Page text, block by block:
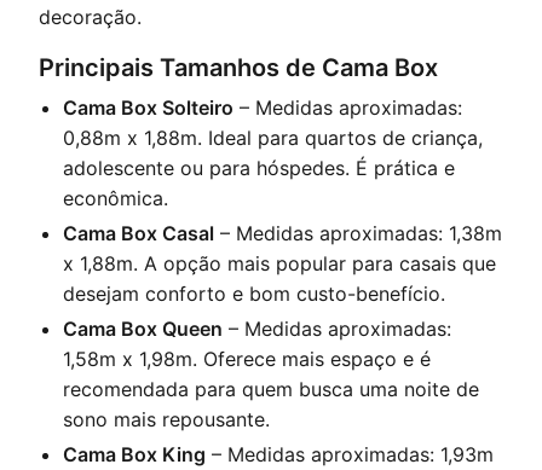
decoração.
Principais Tamanhos de Cama Box
Cama Box Solteiro – Medidas aproximadas:
0,88m x 1,88m. Ideal para quartos de criança,
adolescente ou para hóspedes. É prática e
econômica.
Cama Box Casal – Medidas aproximadas: 1,38m
x 1,88m. A opção mais popular para casais que
desejam conforto e bom custo-benefício.
Cama Box Queen – Medidas aproximadas:
1,58m x 1,98m. Oferece mais espaço e é
recomendada para quem busca uma noite de
sono mais repousante.
Cama Box King – Medidas aproximadas: 1,93m